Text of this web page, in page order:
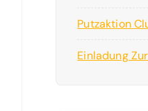
Putzaktion
Einladung